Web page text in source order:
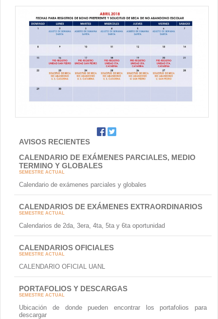
AVISOS RECIENTES
CALENDARIO DE EXÁMENES PARCIALES, MEDIO
TERMINO Y GLOBALES
SEMESTRE ACTUAL
Calendario de exámenes parciales y globales
CALENDARIOS DE EXÁMENES EXTRAORDINARIOS
SEMESTRE ACTUAL
Calendarios de 2da, 3era, 4ta, 5ta y 6ta oportunidad
CALENDARIOS OFICIALES
SEMESTRE ACTUAL
CALENDARIO OFICIAL UANL
PORTAFOLIOS Y DESCARGAS
SEMESTRE ACTUAL
Ubicación de donde pueden encontrar los portafolios para
descargar